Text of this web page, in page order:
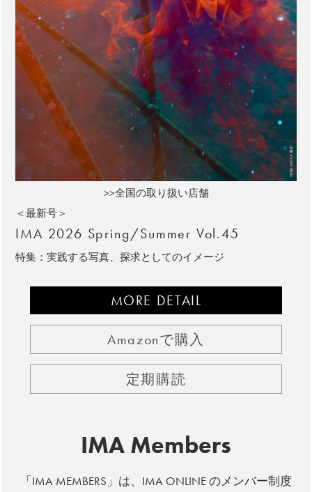
>>全国の取り扱い店舗
＜最新号＞
IMA 2026 Spring/Summer Vol.45
特集：実践する写真、探求としてのイメージ
MORE DETAIL
Amazonで購入
定期購読
IMA Members
「IMA MEMBERS」は、IMA ONLINE のメンバー制度